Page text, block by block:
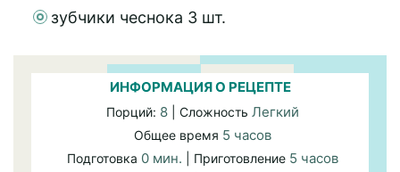
зубчики чеснока 3 шт.
ИНФОРМАЦИЯ О РЕЦЕПТЕ
Порций: 8| Сложность Легкий
Общее время 5 часов
Подготовка 0 мин. | Приготовление 5 часов